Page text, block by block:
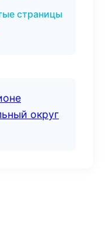
страницы
округ